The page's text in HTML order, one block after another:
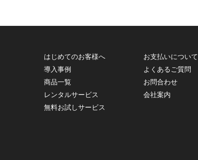
はじめてのお客様へ
導入事例
商品一覧
レンタルサービス
無料お試しサービス
お支払いについて
よくあるご質問
お問合わせ
会社案内